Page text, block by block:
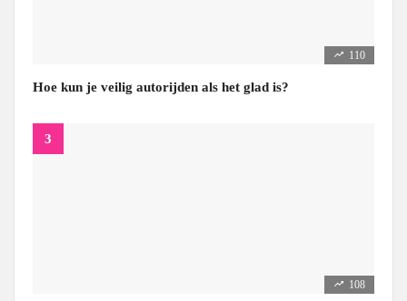
110
Hoe kun je veilig autorijden als het glad is?
108